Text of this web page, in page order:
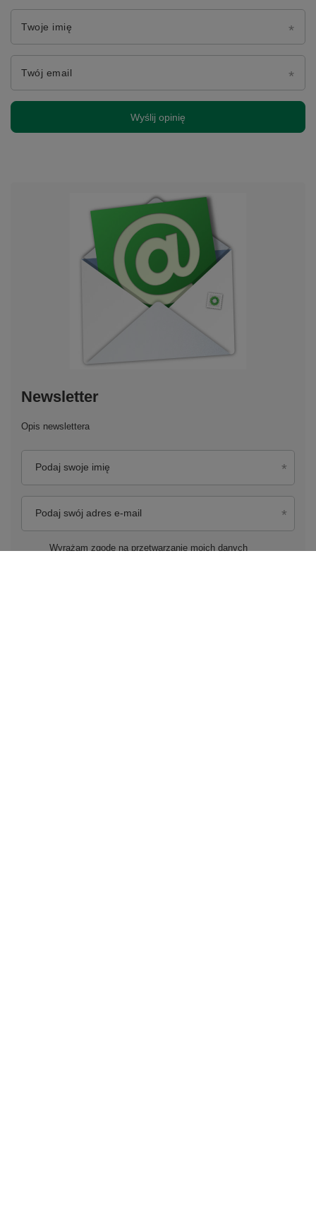
Twoje imię
Twój email
Wyślij opinię
Newsletter
Opis newslettera
Podaj swoje imię
Podaj swój adres e-mail
Wyrażam zgodę na przetwarzanie moich danych